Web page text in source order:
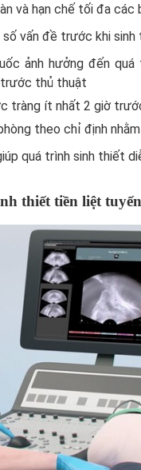
và hạn chế tối đa các
vấn đề trước khi sinh
ảnh hưởng đến
thủ thuật
tràng ít nhất 2 giờ
theo chỉ định
quá trình sinh thiết
thiết tiền liệt tuyến